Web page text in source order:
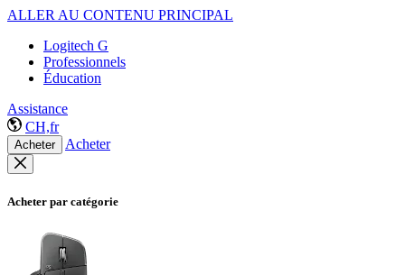
ALLER AU CONTENU PRINCIPAL
Logitech G
Professionnels
Éducation
Assistance
CH,fr
Acheter Acheter
Acheter par catégorie